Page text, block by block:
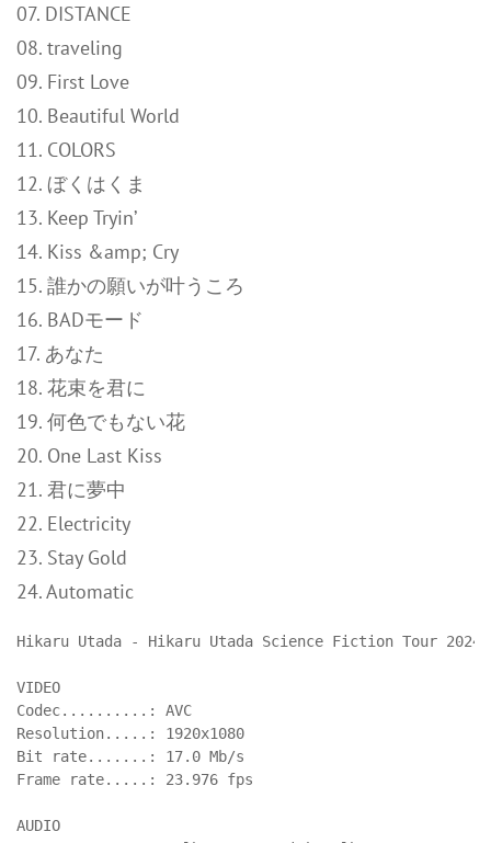
07. DISTANCE
08. traveling
09. First Love
10. Beautiful World
11. COLORS
12. ぼくはくま
13. Keep Tryin’
14. Kiss &amp; Cry
15. 誰かの願いが叶うころ
16. BADモード
17. あなた
18. 花束を君に
19. 何色でもない花
20. One Last Kiss
21. 君に夢中
22. Electricity
23. Stay Gold
24. Automatic
Hikaru Utada - Hikaru Utada Science Fiction Tour 2024
VIDEO
Codec..........: AVC
Resolution.....: 1920x1080
Bit rate.......: 17.0 Mb/s
Frame rate.....: 23.976 fps
AUDIO